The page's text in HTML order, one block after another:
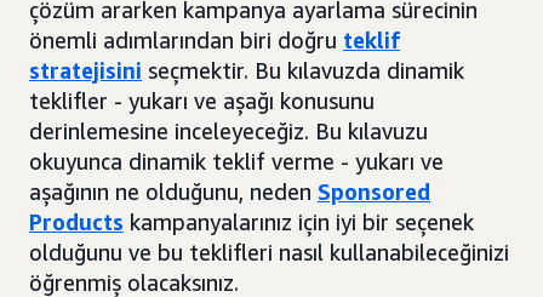
çözüm ararken kampanya ayarlama sürecinin
önemli adımlarından biri doğru teklif
stratejisini seçmektir. Bu kılavuzda dinamik
teklifler - yukarı ve aşağı konusunu
derinlemesine inceleyeceğiz. Bu kılavuzu
okuyunca dinamik teklif verme - yukarı ve
aşağının ne olduğunu, neden Sponsored
Products kampanyalarınız için iyi bir seçenek
olduğunu ve bu teklifleri nasıl kullanabileceğinizi
öğrenmiş olacaksınız.